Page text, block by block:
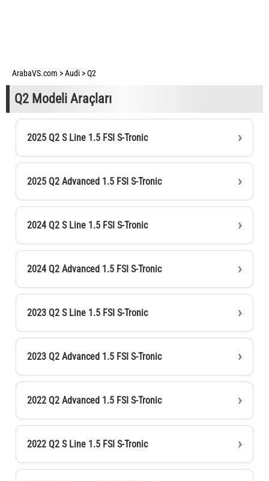
ArabaVS.com >Audi >Q2
Q2 Modeli Araçları
2025 Q2 S Line 1.5 FSI S-Tronic
2025 Q2 Advanced 1.5 FSI S-Tronic
2024 Q2 S Line 1.5 FSI S-Tronic
2024 Q2 Advanced 1.5 FSI S-Tronic
2023 Q2 S Line 1.5 FSI S-Tronic
2023 Q2 Advanced 1.5 FSI S-Tronic
2022 Q2 Advanced 1.5 FSI S-Tronic
2022 Q2 S Line 1.5 FSI S-Tronic